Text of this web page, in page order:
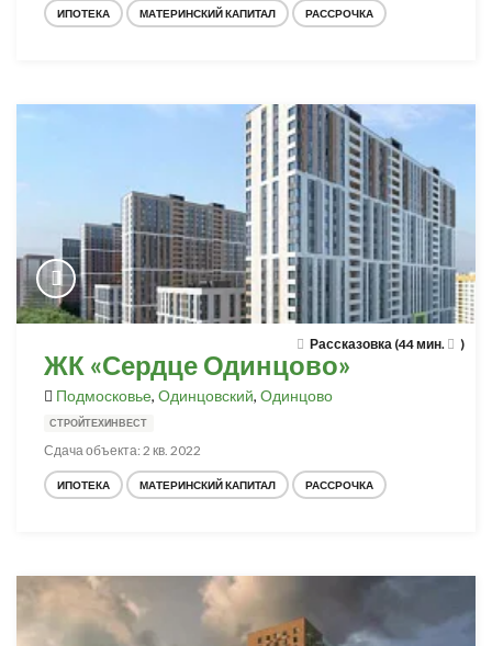
ИПОТЕКА МАТЕРИНСКИЙ КАПИТАЛ РАССРОЧКА
Рассказовка (44 мин. )
ЖК «Сердце Одинцово»
Подмосковье, Одинцовский, Одинцово
СТРОЙТЕХИНВЕСТ
Сдача объекта: 2 кв. 2022
ИПОТЕКА МАТЕРИНСКИЙ КАПИТАЛ РАССРОЧКА